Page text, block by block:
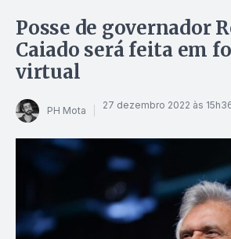
Posse de governador
Caiado será feita em
virtual
PH Mota 27 dezembro 2022 às